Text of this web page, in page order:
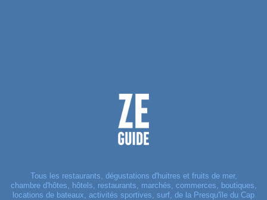
Tous les restaurants, dégustations d'huitres et fruits de mer,
chambre d'hôtes, hôtels, restaurants, marchés, commerces, boutiques,
locations de bateaux, activités sportives, surf, de la Presqu'île du Cap